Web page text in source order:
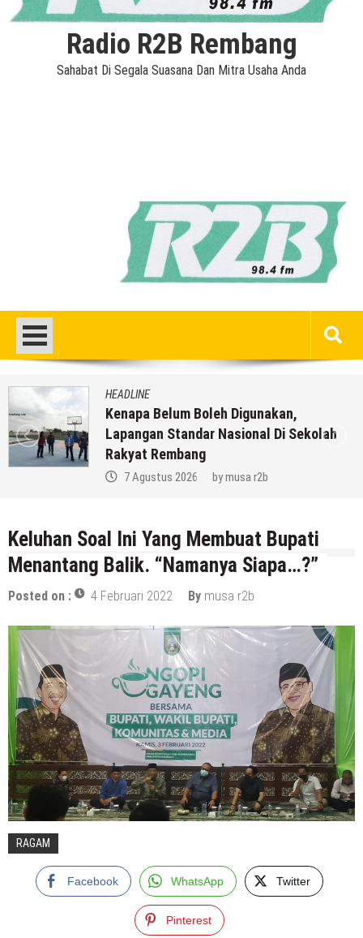
Radio R2B Rembang
Sahabat Di Segala Suasana Dan Mitra Usaha Anda
HEADLINE
Kenapa Belum Boleh Digunakan,
Lapangan Standar Nasional Di Sekolah
Rakyat Rembang
7 Agustus 2026 bymusa r2b
Keluhan Soal Ini Yang Membuat Bupati
Menantang Balik. “Namanya Siapa…?”
Posted on : 4 Februari 2022 By musa r2b
RAGAM
Facebook WhatsApp Twitter
Pinterest